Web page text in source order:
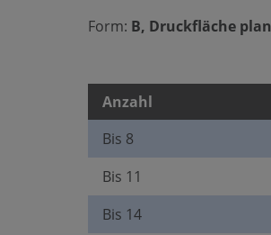
Form: B, Druckfläche plan
Anzahl
Bis 8
Bis 11
Bis 14